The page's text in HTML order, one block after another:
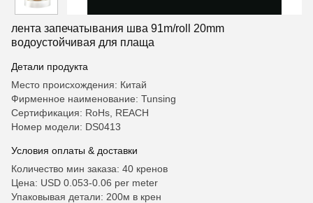
лента запечатывания шва 91m/roll 20mm
водоустойчивая для плаща
Детали продукта
Место происхождения: Китай
Фирменное наименование: Tunsing
Сертификация: RoHs, REACH
Номер модели: DS0413
Условия оплаты & доставки
Количество мин заказа: 40 кренов
Цена: USD 0.053-0.06 per meter
Упаковывая детали: 200м в крен